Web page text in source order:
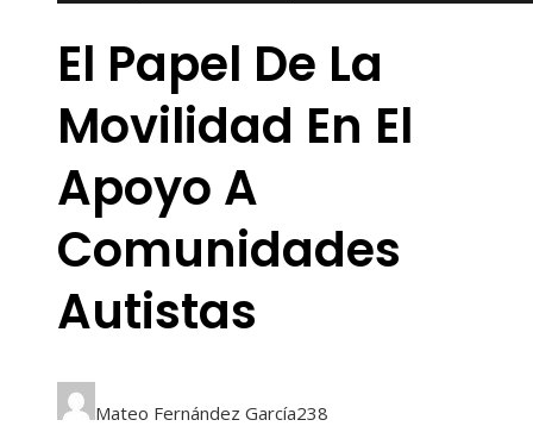
El Papel De La
Movilidad En El
Apoyo A
Comunidades
Autistas
Mateo Fernández García238